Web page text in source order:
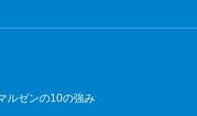
ルゼンの10の強み